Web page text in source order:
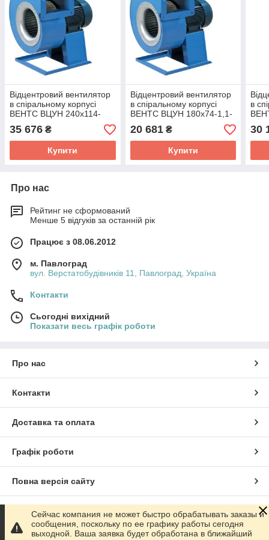
Відцентровий вентилятор
в спіральному корпусі
ВЕНТС ВЦУН 240х114-
3,0-2
35 676 ₴
Купити
Відцентровий вентилятор
в спіральному корпусі
ВЕНТС ВЦУН 180х74-1,1-
2
20 681₴
Купити
в
2,2-
30
Про нас
Рейтинг не сформований
Менше 5 відгуків за останній рік
Працює з 08.06.2012
м. Павлоград
вул. Верстатобудівників 11, Павлоград, Україна
Контакти
Сьогодні вихідний
Показати весь графік роботи
Про нас
Контакти
Доставка та оплата
Графік роботи
Повна версія сайту
Сайт створено на маркетплейсі Prom.ua
Сейчас компания не может быстро обрабатывать заказы и
сообщения, поскольку по ее графику работы сегодня
выходной. Ваша заявка будет обработана в ближайший